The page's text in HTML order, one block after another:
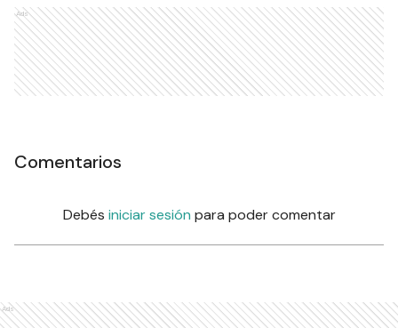
Ads
Comentarios
Debés iniciar sesión para poder comentar
Ads